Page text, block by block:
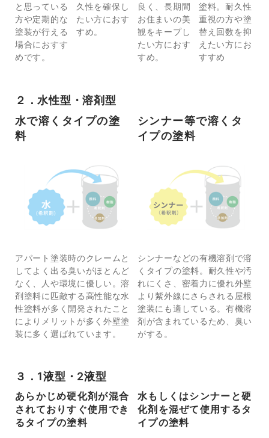
と思っている
方や定期的な
塗装が行える
場合におすす
めです。
久性を確保し
たい方におす
すめ。
良く、長期間
お住まいの美
観をキープし
たい方におす
すめ。
塗料。耐久性
重視の方や塗
替え回数を抑
えたい方にお
すすめ
２．水性型・溶剤型
水で溶くタイプの塗
料
アパート塗装時のクレームと
してよく出る臭いがほとんど
なく、人や環境に優しい。溶
剤塗料に匹敵する高性能な水
性塗料が多く開発されたこと
によりメリットが多く外壁塗
装に多く選ばれています。
シンナー等で溶くタ
イプの塗料
シンナーなどの有機溶剤で溶
くタイプの塗料。耐久性や汚
れにくさ、密着力に優れ外壁
より紫外線にさらされる屋根
塗装にも適している。有機溶
剤が含まれているため、臭い
がする。
３．1液型・2液型
あらかじめ硬化剤が混合
されておりすぐ使用でき
るタイプの塗料
水もしくはシンナーと硬
化剤を混ぜて使用するタ
イプの塗料